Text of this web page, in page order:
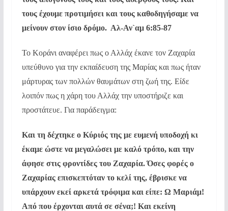
τους έχουμε προτιμήσει και τους καθοδηγήσαμε να
μείνουν στον ίσιο δρόμο. Αλ-Αν`αμ 6:85-87
Το Κοράνι αναφέρει πως ο Αλλάχ έκανε τον Ζαχαρία
υπεύθυνο για την εκπαίδευση της Μαρίας και πως ήταν
μάρτυρας των πολλών θαυμάτων στη ζωή της. Είδε
λοιπόν πως η χάρη του Αλλάχ την υποστήριζε και
προστάτευε. Για παράδειγμα:
Και τη δέχτηκε ο Κύριός της με ευμενή υποδοχή κι
έκαμε ώστε να μεγαλώσει με καλό τρόπο, και την
άφησε στις φροντίδες του Ζαχαρία. Όσες φορές ο
Ζαχαρίας επισκεπτόταν το κελί της, έβρισκε να
υπάρχουν εκεί αρκετά τρόφιμα και είπε: Ω Μαριάμ!
Από που έρχονται αυτά σε σένα;! Και εκείνη